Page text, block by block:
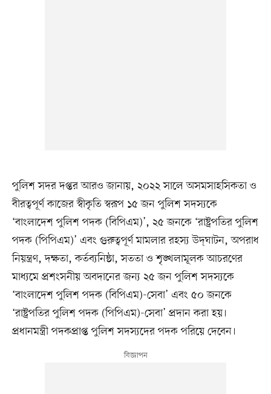
পুলিশ সদর দপ্তর আরও জানায়, ২০২২ সালে অসমসাহসিকতা ও
বীরত্বপূর্ণ কাজের স্বীকৃতি স্বরূপ ১৫ জন পুলিশ সদস্যকে
‘বাংলাদেশ পুলিশ পদক (বিপিএম)’, ২৫ জনকে ‘রাষ্ট্রপতির পুলিশ
পদক (পিপিএম)’ এবং গুরুত্বপূর্ণ মামলার রহস্য উদ্‌ঘাটন, অপরাধ
নিয়ন্ত্রণ, দক্ষতা, কর্তব্যনিষ্ঠা, সততা ও শৃঙ্খলামূলক আচরণের
মাধ্যমে প্রশংসনীয় অবদানের জন্য ২৫ জন পুলিশ সদস্যকে
‘বাংলাদেশ পুলিশ পদক (বিপিএম)-সেবা’ এবং ৫০ জনকে
‘রাষ্ট্রপতির পুলিশ পদক (পিপিএম)-সেবা’ প্রদান করা হয়।
প্রধানমন্ত্রী পদকপ্রাপ্ত পুলিশ সদস্যদের পদক পরিয়ে দেবেন।